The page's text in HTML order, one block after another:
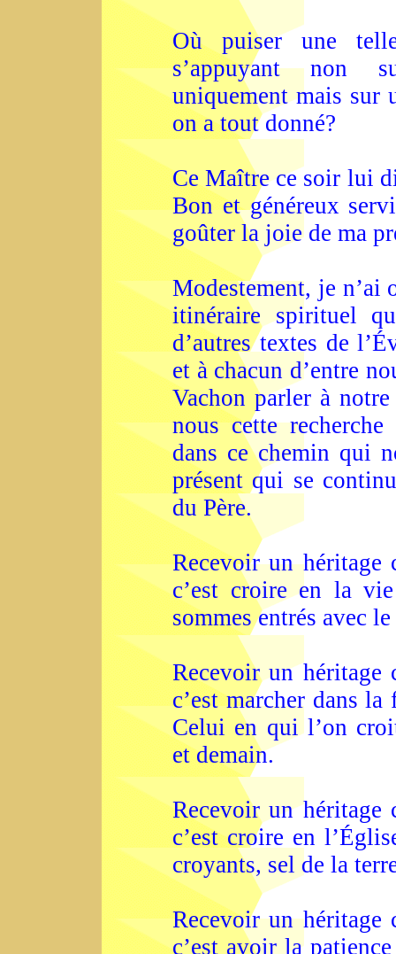
Où puiser une
s’appuyant non
uniquement mais sur
on a tout donné?
Ce Maître ce soir lui
Bon et généreux
goûter la joie de ma
Modestement, je n’ai
itinéraire spirituel
d’autres textes de
et à chacun d’entre
Vachon parler à
nous cette
dans ce chemin qui
présent qui se
du Père.
Recevoir un héritage
c’est croire en la
sommes entrés avec
Recevoir un héritage
c’est marcher dans
Celui en qui l’on
et demain.
Recevoir un héritage
c’est croire en
croyants, sel de la
Recevoir un héritage
c’est avoir la